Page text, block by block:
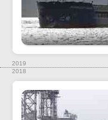
2019
2018